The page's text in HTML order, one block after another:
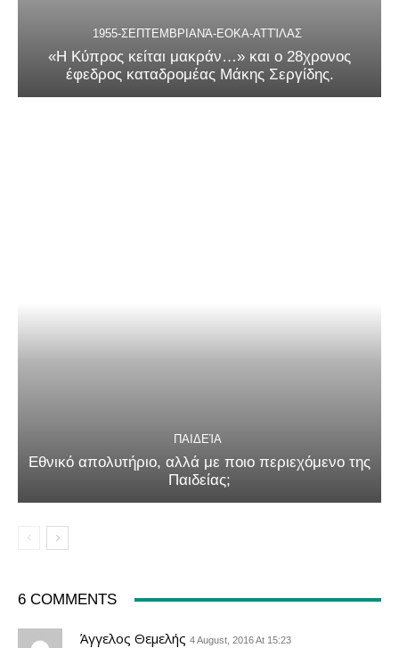
1955-ΣΕΠΤΕΜΒΡΙΑΝΆ-ΕΟΚΑ-ΑΤΤΊΛΑΣ
«Η Κύπρος κείται μακράν…» και ο 28χρονος
έφεδρος καταδρομέας Μάκης Σεργίδης.
ΠΑΙΔΕΊΑ
Εθνικό απολυτήριο, αλλά με ποιο περιεχόμενο της
Παιδείας;
6 COMMENTS
Άγγελος Θεμελής 4 August, 2016 At 15:23